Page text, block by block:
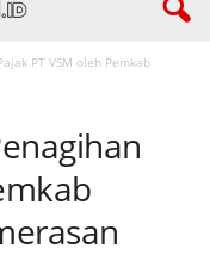
PT VSM oleh Pemkab